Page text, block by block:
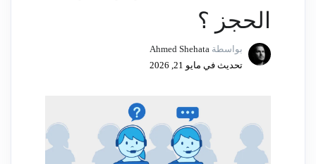
الحجز ؟
بواسطة
تحديث في مايو 21, 2026